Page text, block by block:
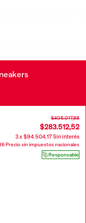
$405.017,88
$283.512,52
3 x $94.504,17 Sin interés
Precio sin impuestos nacionales
Responsable